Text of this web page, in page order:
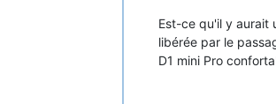
Est-ce qu'il y aurait
libérée par le
D1 mini Pro